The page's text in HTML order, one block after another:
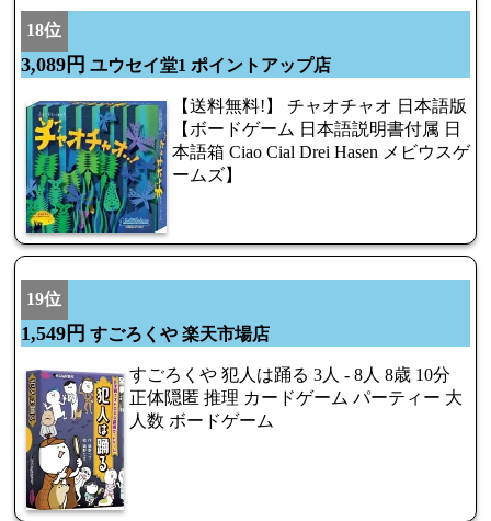
18位
3,089円 ユウセイ堂1 ポイントアップ店
【送料無料!】 チャオチャオ 日本語版
【ボードゲーム 日本語説明書付属 日
本語箱 Ciao Cial Drei Hasen メビウスゲ
ームズ】
19位
1,549円 すごろくや 楽天市場店
すごろくや 犯人は踊る 3人 - 8人 8歳 10分
正体隠匿 推理 カードゲーム パーティー 大
人数 ボードゲーム